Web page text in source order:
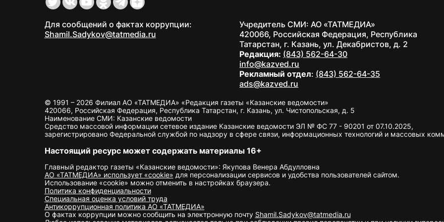
Для сообщений о фактах коррупции:
Shamil.Sadykov@tatmedia.ru
Учредитель СМИ: АО «ТАТМЕДИА»
420066, Российская Федерация, Республика
Татарстан, г. Казань, ул. Декабристов, д. 2
Редакция: (843) 562-64-30
info@kazved.ru
Рекламный отдел: (843) 562-64-35
ads@kazved.ru
© 1991 – 2026 Филиал АО «ТАТМЕДИА» «Редакция газеты «Казанские ведомости»
420066, Российская Федерация, Республика Татарстан, г. Казань, ул. Чистопольская, д. 5
Наименование СМИ: Казанские ведомости
Средство массовой информации сетевое издание Казанские ведомости ЭЛ № ФС 77 - 90201 от 07.10.2025,
зарегистрировано Федеральной службой по надзору в сфере связи, информационных технологий и массовых
Настоящий ресурс может содержать материалы 16+
Главный редактор газеты «Казанские ведомости»: Якупова Венера Абдулловна
АО «ТАТМЕДИА» использует «cookie» для персонализации сервисов и удобства пользователей сайтом.
Использование «cookie» можно отменить в настройках браузера.
Политика конфиденциальности
Специальная оценка условий труда
Антикоррупционная политика АО «ТАТМЕДИА»
О фактах коррупции можно сообщить на электронную почту Shamil.Sadykov@tatmedia.ru